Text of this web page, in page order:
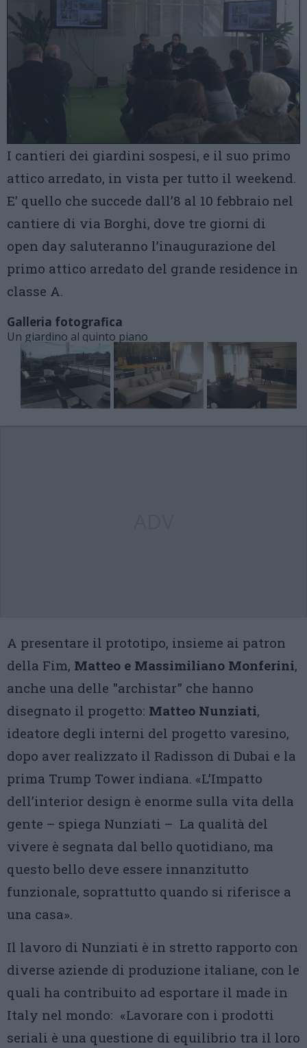
I cantieri dei giardini sospesi, e il suo primo
attico arredato, in vista per tutto il weekend.
E’ quello che succede dall’8 al 10 febbraio nel
cantiere di via Borghi, dove tre giorni di
open day saluteranno l’inaugurazione del
primo attico arredato del grande residence in
classe A.
Galleria fotografica
Un giardino al quinto piano
A presentare il prototipo, insieme ai patron
della Fim, Matteo e Massimiliano Monferini,
anche una delle "archistar" che hanno
disegnato il progetto: Matteo Nunziati,
ideatore degli interni del progetto varesino,
dopo aver realizzato il Radisson di Dubai e la
prima Trump Tower indiana. «L’Impatto
dell’interior design è enorme sulla vita della
gente – spiega Nunziati – La qualità del
vivere è segnata dal bello quotidiano, ma
questo bello deve essere innanzitutto
funzionale, soprattutto quando si riferisce a
una casa».
Il lavoro di Nunziati è in stretto rapporto con
diverse aziende di produzione italiane, con le
quali ha contribuito ad esportare il made in
Italy nel mondo: «Lavorare con i prodotti
seriali è una questione di equilibrio tra il loro